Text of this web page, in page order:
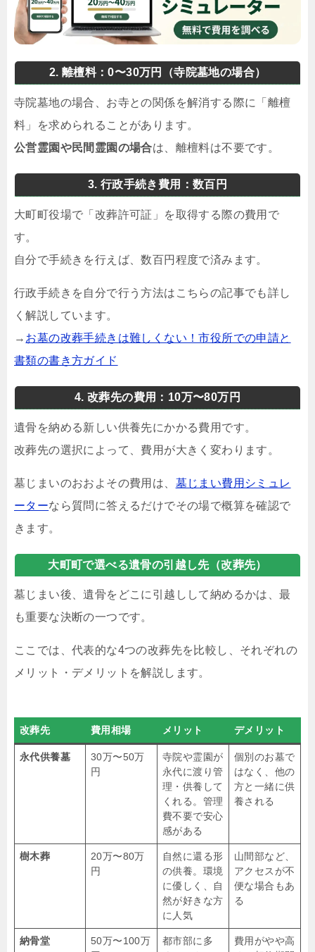
2. 離檀料：0〜30万円（寺院墓地の場合）
寺院墓地の場合、お寺との関係を解消する際に「離檀
料」を求められることがあります。
公営霊園や民間霊園の場合は、離檀料は不要です。
3. 行政手続き費用：数百円
大町町役場で「改葬許可証」を取得する際の費用で
す。
自分で手続きを行えば、数百円程度で済みます。
行政手続きを自分で行う方法はこちらの記事でも詳し
く解説しています。
→ お墓の改葬手続きは難しくない！市役所での申請と
書類の書き方ガイド
4. 改葬先の費用：10万〜80万円
遺骨を納める新しい供養先にかかる費用です。
改葬先の選択によって、費用が大きく変わります。
墓じまいのおおよその費用は、 墓じまい費用シミュレ
ーターなら質問に答えるだけでその場で概算を確認で
きます。
大町町で選べる遺骨の引越し先（改葬先）
墓じまい後、遺骨をどこに引越しして納めるかは、最
も重要な決断の一つです。
ここでは、代表的な4つの改葬先を比較し、それぞれの
メリット・デメリットを解説します。
改葬先 費用相場 メリット デメリット
永代供養墓
30万〜50万
円
寺院や霊園が
永代に渡り管
理・供養して
くれる。管理
費不要で安心
感がある
個別のお墓で
はなく、他の
方と一緒に供
養される
樹木葬
20万〜80万
円
自然に還る形
の供養。環境
に優しく、自
然が好きな方
に人気
山間部など、
アクセスが不
便な場合もあ
る
納骨堂
50万〜100万
都市部に多
費用がやや高